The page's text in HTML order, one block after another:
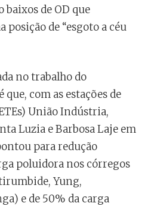
de OD que
posição de “esgoto a céu
no trabalho do
com as estações de
União Indústria,
Luzia e Barbosa Laje em
para redução
poluidora nos córregos
Yung,
e de 50% da carga